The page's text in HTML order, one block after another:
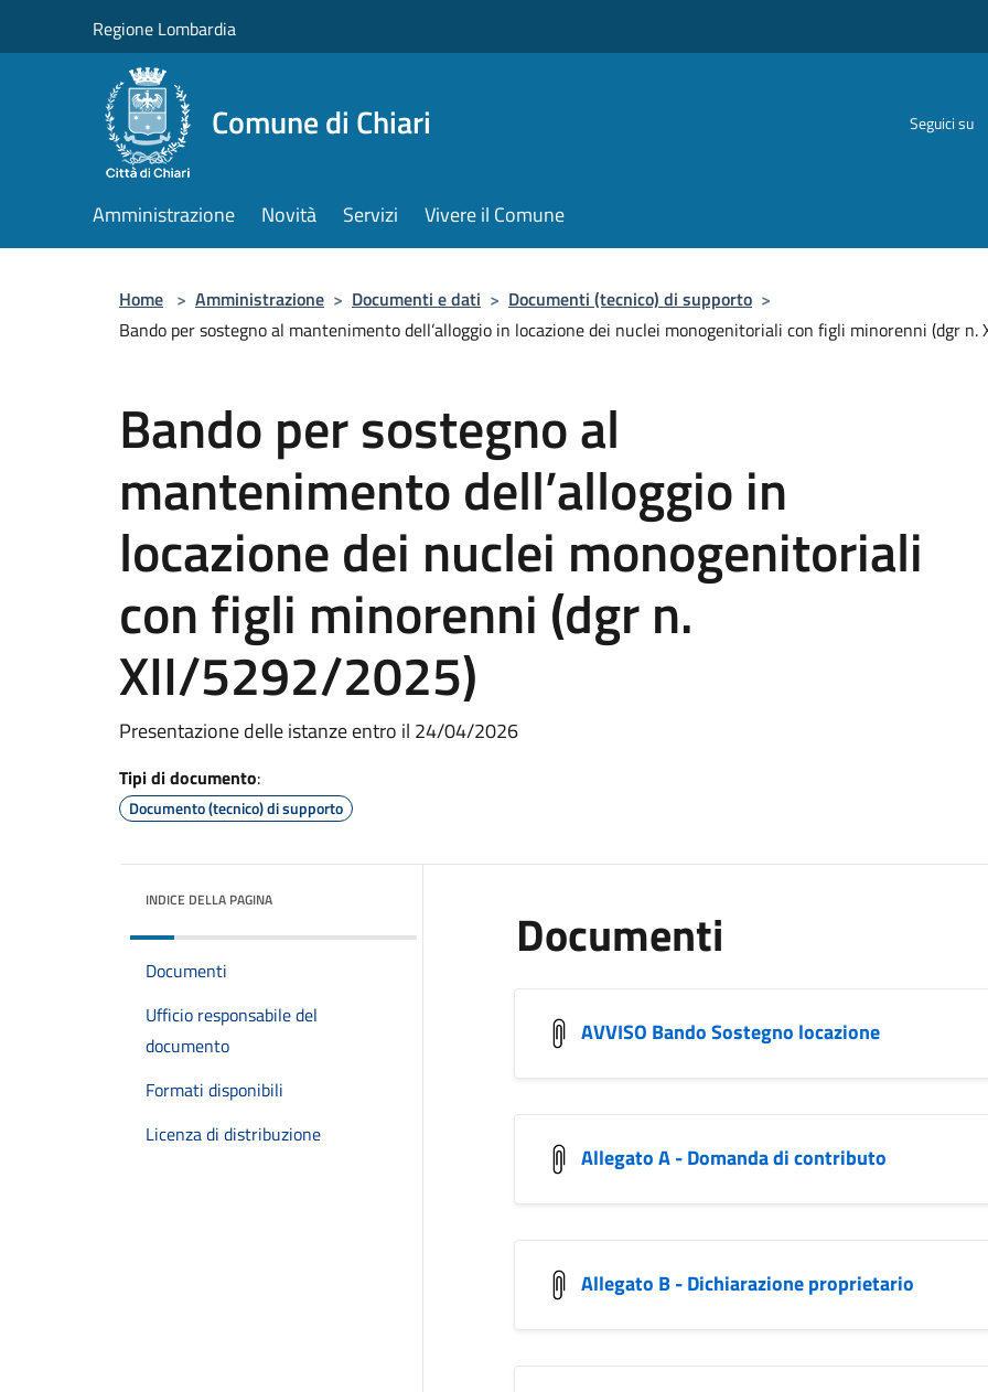
Regione Lombardia
Comune di Chiari Seguici su
Amministrazione Novità Servizi Vivere il Comune
Home > Amministrazione > Documenti e dati > Documenti (tecnico) di supporto >
Bando per sostegno al mantenimento dell’alloggio in locazione dei nuclei monogenitoriali con figli minorenni (dgr
Bando per sostegno al
mantenimento dell’alloggio in
locazione dei nuclei monogenitoriali
con figli minorenni (dgr n.
XII/5292/2025)
Presentazione delle istanze entro il 24/04/2026
Tipi di documento:
Documento (tecnico) di supporto
INDICE DELLA PAGINA
Documenti
Ufficio responsabile del
documento
Formati disponibili
Licenza di distribuzione
Documenti
AVVISO Bando Sostegno locazione
Allegato A - Domanda di contributo
Allegato B - Dichiarazione proprietario